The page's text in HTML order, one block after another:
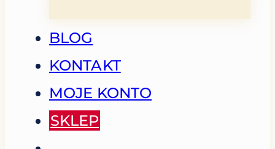
BLOG
KONTAKT
MOJE KONTO
SKLEP